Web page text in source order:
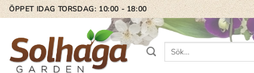
Skip
to
content
ÖPPET IDAG TORSDAG: 10:00 - 18:00
Sök